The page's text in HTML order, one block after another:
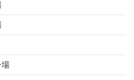
場